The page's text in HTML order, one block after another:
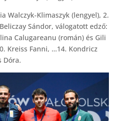
Walczyk-Klimaszyk (lengyel), 2.
Sándor, válogatott edző:
Calugareanu (román) és Gili
Kreiss Fanni, …14. Kondricz
Dóra.